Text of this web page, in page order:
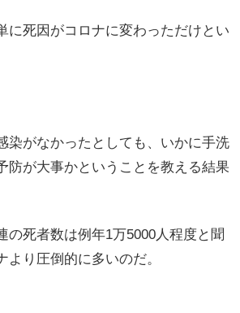
に死因がコロナに変わっただけとい
染がなかったとしても、いかに手洗
防が大事かということを教える結果
の死者数は例年1万5000人程度と聞
より圧倒的に多いのだ。